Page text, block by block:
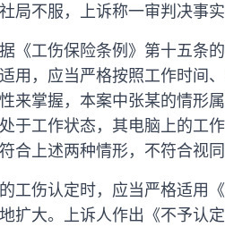
局不服，上诉称一审判决事
《工伤保险条例》第十五条
用，应当严格按照工作时间
来掌握，本案中张某的情形
于工作状态，其电脑上的工
合上述两种情形，不符合视同
工伤认定时，应当严格适用
扩大。上诉人作出《不予认